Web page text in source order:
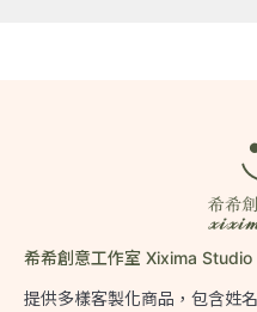
希希創意工作室 Xixima Studio
提供多樣客製化商品，包含姓